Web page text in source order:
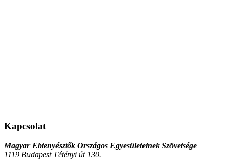
Kapcsolat
Magyar Ebtenyésztők Országos Egyesületeinek Szövetsége
1119 Budapest Tétényi út 130.